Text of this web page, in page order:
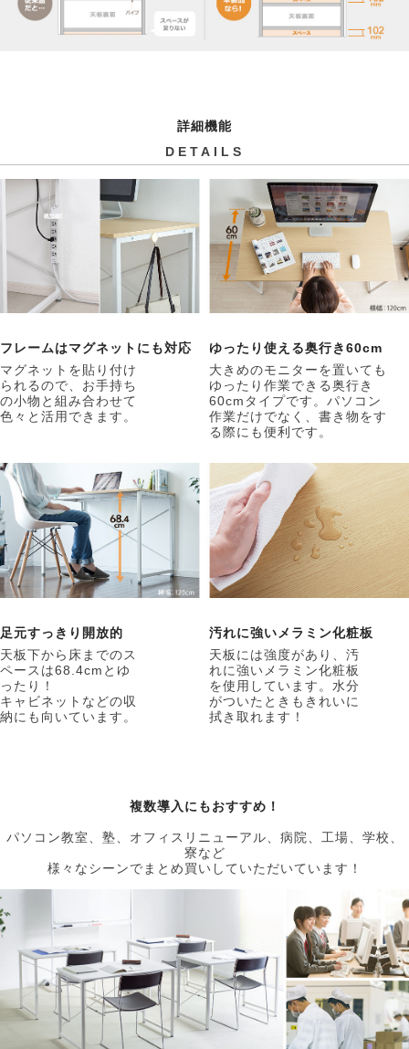
詳細機能
DETAILS
フレームはマグネットにも対応
マグネットを貼り付け
られるので、お手持ち
の小物と組み合わせて
色々と活用できます。
ゆったり使える奥行き60cm
大きめのモニターを置いても
ゆったり作業できる奥行き
60cmタイプです。パソコン
作業だけでなく、書き物をす
る際にも便利です。
足元すっきり開放的
天板下から床までのス
ペースは68.4cmとゆ
ったり！
キャビネットなどの収
納にも向いています。
汚れに強いメラミン化粧板
天板には強度があり、汚
れに強いメラミン化粧板
を使用しています。水分
がついたときもきれいに
拭き取れます！
複数導入にもおすすめ！
パソコン教室、塾、オフィスリニューアル、病院、工場、学校、
寮など
様々なシーンでまとめ買いしていただいています！